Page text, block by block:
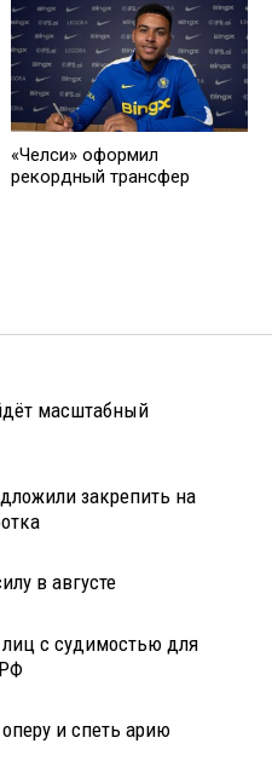
«Челси» оформил
рекордный трансфер
масштабный
закрепить на
в августе
с судимостью для
и спеть арию